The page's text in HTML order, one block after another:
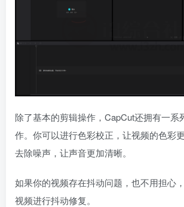
除了基本的剪辑操作，CapCut还拥有一系
作。你可以进行色彩校正，让视频的色彩
去除噪声，让声音更加清晰。
如果你的视频存在抖动问题，也不用担心
视频进行抖动修复。